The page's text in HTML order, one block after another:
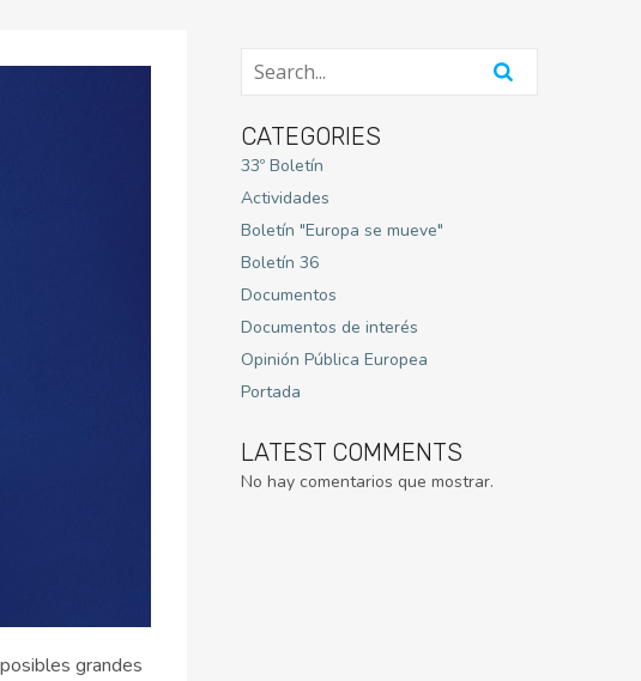
grandes
CATEGORIES
33º Boletín
Actividades
Boletín "Europa se mueve"
Boletín 36
Documentos
Documentos de interés
Opinión Pública Europea
Portada
LATEST COMMENTS
No hay comentarios que mostrar.